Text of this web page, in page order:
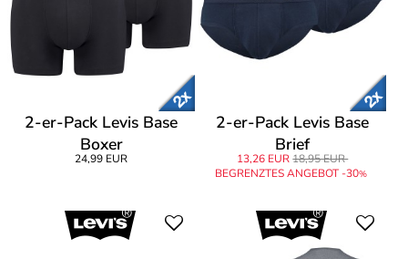
2-er-Pack Levis Base
Boxer
24,99 EUR
2-er-Pack Levis Base
Brief
13,26 EUR 18,95 EUR
BEGRENZTES ANGEBOT -30%